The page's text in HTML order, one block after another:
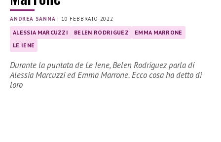
ANDREA SANNA | 10 FEBBRAIO 2022
ALESSIA MARCUZZI BELEN RODRIGUEZ
EMMA MARRONE
LE IENE
Durante la puntata de Le Iene, Belen Rodriguez parla di
Alessia Marcuzzi ed Emma Marrone. Ecco cosa ha detto di
loro